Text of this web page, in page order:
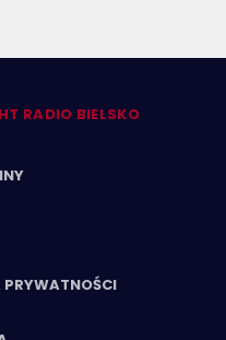
RADIO BIELSKO
PRYWATNOŚCI